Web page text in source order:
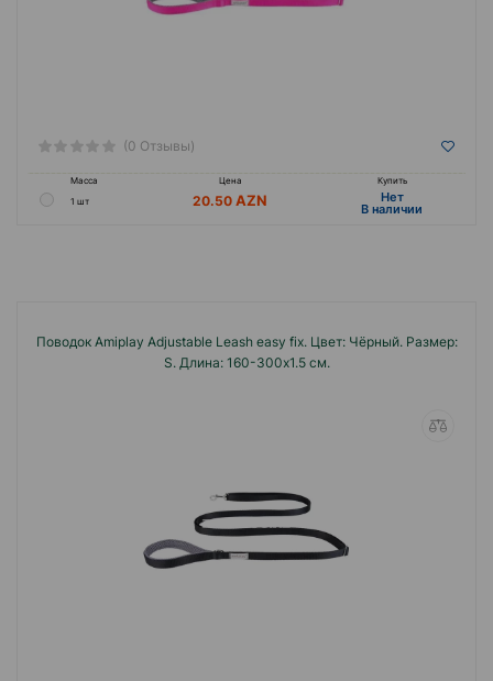
(0 Отзывы)
Масса Цена
Купить
1 шт
20.50 Hет
B наличии
Поводок Amiplay Adjustable Leash easy fix. Цвет: Чёрный. Размер:
S. Длина: 160-300x1.5 см.